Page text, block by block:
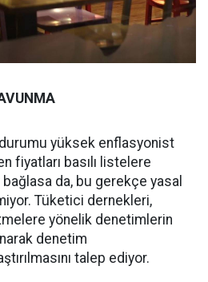
yüksek enflasyonist
fiyatları basılı listelere
bağlasa da, bu gerekçe yasal
Tüketici dernekleri,
yönelik denetimlerin
denetim
talep ediyor.